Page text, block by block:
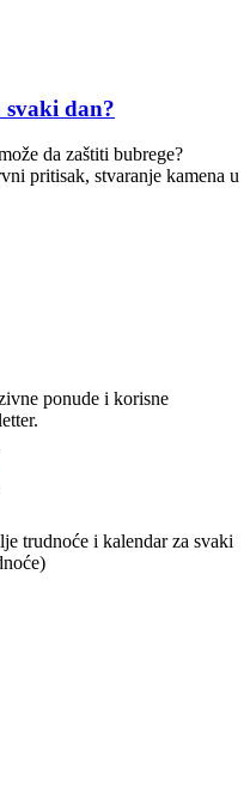
svaki dan?
da zaštiti bubrege?
pritisak, stvaranje kamena u
ponude i korisne
trudnoće i kalendar za svaki